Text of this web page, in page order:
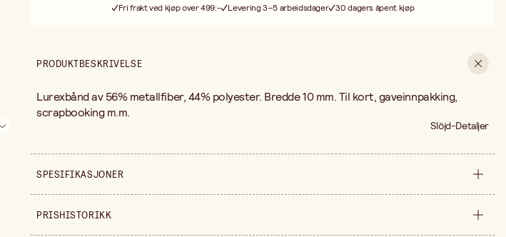
Fri frakt ved kjøp over 499:- Levering 3–5 arbeidsdager 30 dagers åpent kjøp
PRODUKTBESKRIVELSE
Lurexbånd av 56% metallfiber, 44% polyester. Bredde 10 mm. Til kort, gaveinnpakking,
scrapbooking m.m.
Slöjd-Detaljer
SPESIFIKASJONER
Bredde 10 mm
PRISHISTORIKK